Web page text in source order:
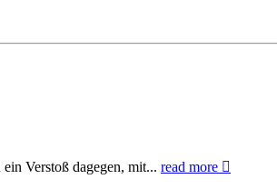
Verstoß dagegen, mit... read more